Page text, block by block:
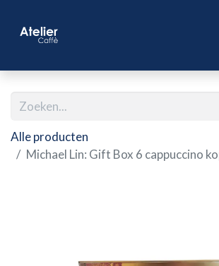
Alle producten
Michael Lin: Gift Box 6 cappuccino